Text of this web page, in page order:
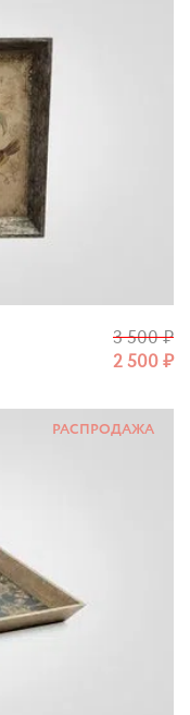
2 500₽
3 500₽
РАСПРОДАЖА